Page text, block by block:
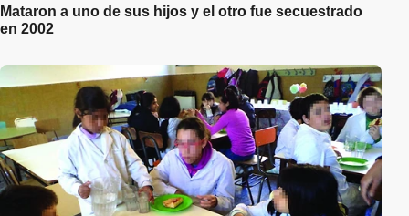
Mataron a uno de sus hijos y el otro fue secuestrado
en 2002